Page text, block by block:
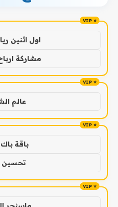
اول اثنين
مشاركة
عالم
باقة
تحسين seo